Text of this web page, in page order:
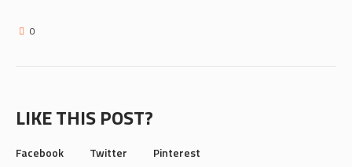
0
LIKE THIS POST?
Facebook Twitter Pinterest